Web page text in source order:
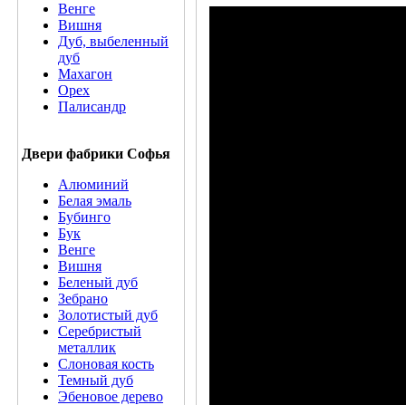
Венге
Вишня
Дуб, выбеленный
дуб
Махагон
Орех
Палисандр
Двери фабрики Софья
Алюминий
Белая эмаль
Бубинго
Бук
Венге
Вишня
Беленый дуб
Зебрано
Золотистый дуб
Серебристый
металлик
Слоновая кость
Темный дуб
Эбеновое дерево